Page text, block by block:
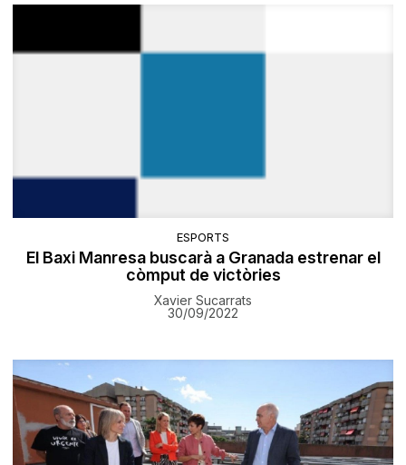
ESPORTS
El Baxi Manresa buscarà a Granada estrenar el
còmput de victòries
Xavier Sucarrats
30/09/2022